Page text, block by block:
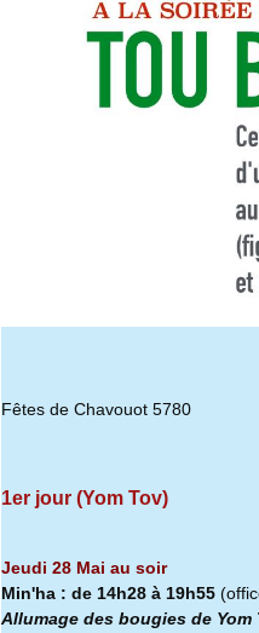
Fêtes de Chavouot 5780
1er jour (Yom Tov)
Jeudi 28 Mai au soir
Min'ha : de 14h28 à 19h55
Allumage des bougies de Yom